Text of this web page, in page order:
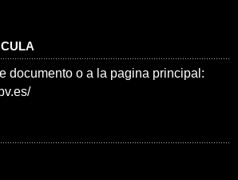
documento o a la pagina principal: